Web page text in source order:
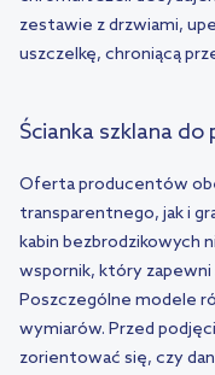
zestawie z drzwiami,
uszczelkę, chroniącą
Ścianka szklana
Oferta producentów
transparentnego, jak i
kabin bezbrodzikowych
wspornik, który
Poszczególne modele
wymiarów. Przed
zorientować się, czy